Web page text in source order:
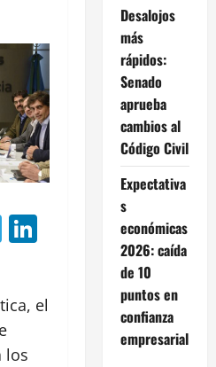
Telegram
LinkedIn
el
los
Desalojos
más
rápidos:
Senado
aprueba
cambios al
Código Civil
Expectativa
s
económicas
2026: caída
de 10
puntos en
confianza
empresarial